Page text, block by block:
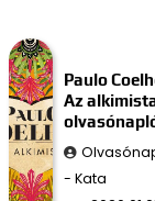
Paulo
Az
- Kata